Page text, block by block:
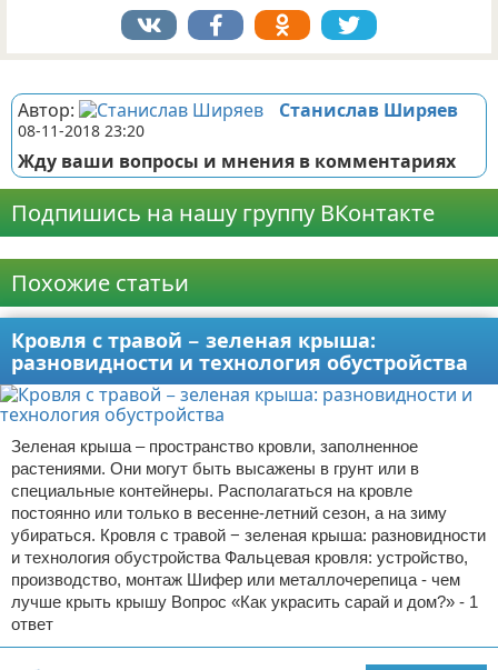
Автор: Станислав Ширяев
08-11-2018 23:20
Жду ваши вопросы и мнения в комментариях
Подпишись на нашу группу ВКонтакте
Похожие статьи
Кровля с травой − зеленая крыша:
разновидности и технология обустройства
Зеленая крыша – пространство кровли, заполненное
растениями. Они могут быть высажены в грунт или в
специальные контейнеры. Располагаться на кровле
постоянно или только в весенне-летний сезон, а на зиму
убираться. Кровля с травой − зеленая крыша: разновидности
и технология обустройства Фальцевая кровля: устройство,
производство, монтаж Шифер или металлочерепица - чем
лучше крыть крышу Вопрос «Как украсить сарай и дом?» - 1
ответ